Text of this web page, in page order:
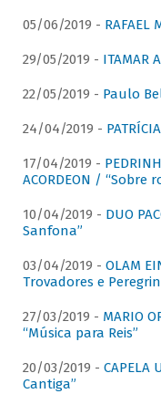
05/06/2019 -
29/05/2019 - ITAMAR
22/05/2019 - Paulo
24/04/2019 -
17/04/2019 -
ACORDEON / “Sobre
10/04/2019 - DUO
Sanfona”
03/04/2019 - OLAM
Trovadores e
27/03/2019 - MARIO
“Música para Reis”
20/03/2019 - CAPELA
Cantiga”